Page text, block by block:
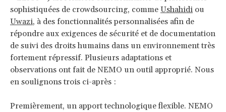
sophistiquées de crowdsourcing, comme Ushahidi ou
Uwazi, à des fonctionnalités personnalisées afin de
répondre aux exigences de sécurité et de documentation
de suivi des droits humains dans un environnement très
fortement répressif. Plusieurs adaptations et
observations ont fait de NEMO un outil approprié. Nous
en soulignons trois ci-après :
Premièrement, un apport technologique flexible. NEMO